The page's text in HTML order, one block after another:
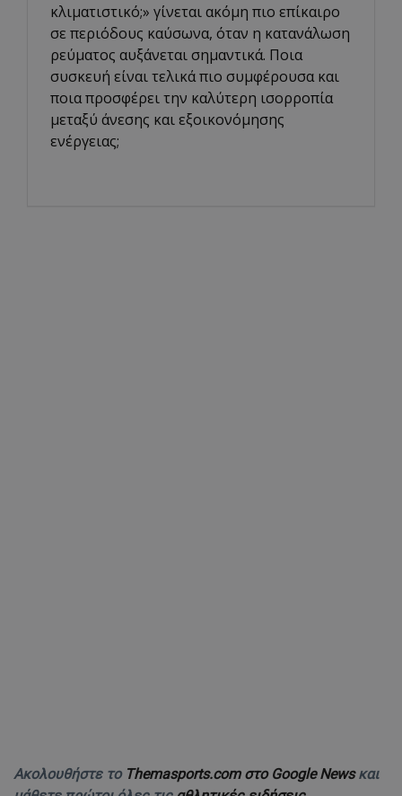
κλιματιστικό;» γίνεται ακόμη πιο επίκαιρο
σε περιόδους καύσωνα, όταν η κατανάλωση
ρεύματος αυξάνεται σημαντικά. Ποια
συσκευή είναι τελικά πιο συμφέρουσα και
ποια προσφέρει την καλύτερη ισορροπία
μεταξύ άνεσης και εξοικονόμησης
ενέργειας;
Ακολουθήστε το Themasports.com στο Google Newsκαι